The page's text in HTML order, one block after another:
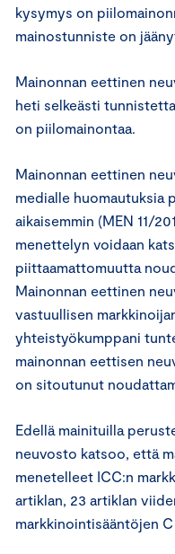
kysymys on
mainostunniste on
Mainonnan eettinen
heti selkeästi
on piilomainontaa.
Mainonnan eettinen
medialle huomautuksia
aikaisemmin (MEN 11/
menettelyn voidaan
piittaamattomuutta
Mainonnan eettinen
vastuullisen
yhteistyökumppani
mainonnan eettisen
on sitoutunut
Edellä mainituilla
neuvosto katsoo, että
menetelleet ICC:n
artiklan, 23 artiklan
markkinointisääntöjen